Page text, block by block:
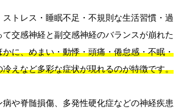
ストレス・睡眠不足・不規則な生活習慣・過
て交感神経と副交感神経のバランスが崩れた
かに、めまい・動悸・頭痛・倦怠感・不眠・
えなど多彩な症状が現れるのが特徴です。
病や脊髄損傷、多発性硬化症などの神経疾患